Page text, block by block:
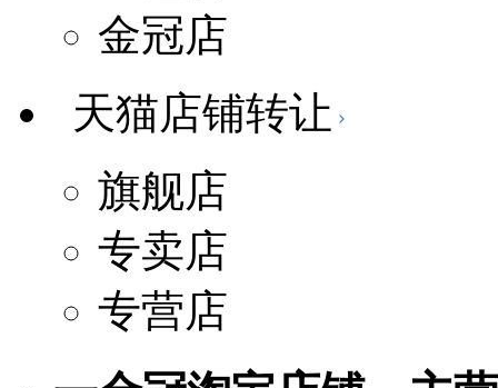
金冠店
天猫店铺转让
旗舰店
专卖店
专营店